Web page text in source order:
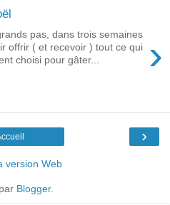
›
pas, dans trois semaines
offrir ( et recevoir ) tout ce qui
choisi pour gâter...
›
version Web
Blogger.